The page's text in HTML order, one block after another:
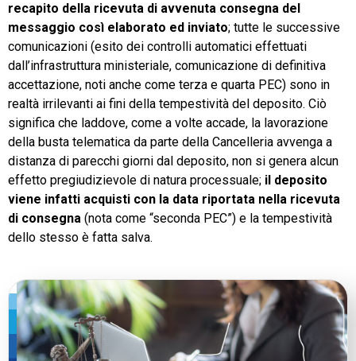
recapito della ricevuta di avvenuta consegna del
messaggio così elaborato ed inviato; tutte le successive
comunicazioni (esito dei controlli automatici effettuati
dall’infrastruttura ministeriale, comunicazione di definitiva
accettazione, noti anche come terza e quarta PEC) sono in
realtà irrilevanti ai fini della tempestività del deposito. Ciò
significa che laddove, come a volte accade, la lavorazione
della busta telematica da parte della Cancelleria avvenga a
distanza di parecchi giorni dal deposito, non si genera alcun
effetto pregiudizievole di natura processuale; il deposito
viene infatti acquisti con la data riportata nella ricevuta
di consegna (nota come “seconda PEC”) e la tempestività
dello stesso è fatta salva.